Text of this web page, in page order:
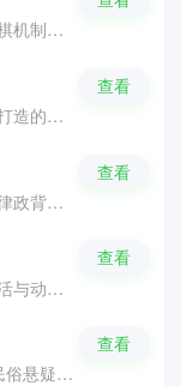
多少兄弟手游是一款肉鸽和自走棋机制相结合的荒诞策略游戏，玩家会在随机生成的战场中招募亡灵、社畜、战士、奇幻、科幻和动作六大风格迥异的兄弟，每位兄弟拥有独特的属性与职业定位。游戏中需要你去迎战大猩猩、熊孩子、巨鹅乃至神明等离谱敌人，用不同兄弟组合不断试错进化，探索究竟需要多少兄弟才能揍趴这个世界。
一起回家吧直装版是独立开发者打造的日系暗黑风乙女单机游戏，玩家会扮演少女尤娜，在公寓校园地铁站等场景中与三位性格迥异的角色展开深度互动。一起回家吧游戏里有超十一万字原创剧情含五种以上结局，结合文字恋爱解谜与多线抉择，还支持自由存档快进，鼓励反复探索隐藏真相。
查看
未定事件簿官方版是一款结合了律政背景与沉浸式恋爱养成的推理手游，玩家会在姜广涛、赵路、杨天翔、金弦等一线声优演绎下，与四位性格迥异的男主角携手调查离奇委托，深入高自由度互动场景搜证推理。同时未定事件簿游戏中还可以解锁专属剧情与动态约会卡面，于惊险案情中体验细腻情感与烧脑逻辑交织的独特魅力。
查看
恶霸鲁尼手机版是一款有校园生活与动作冒险的经典角色扮演游戏，玩家将扮演叛逆少年鲁尼，在应对老师刁难和黑帮欺压的过程中逐步成长蜕变，还可以体验丰富剧情、多样课程、随机事件及趣味挑战。恶霸鲁尼游戏助Unity引擎打造的高品质的画面与沉浸式的玩法，让你感受独特而酣畅的游戏魅力。
查看
纸嫁衣9罗浮梦手游是一款中式民俗悬疑解谜游戏新作，作为系列第九部，以罗浮疏影美梦易逝为内核，重返益昌镇搭乘深夜列车潜入光怪陆离的梦境世界。纸嫁衣9游戏结合了剪纸和泥塑等非遗元素，并创新运用陀螺仪、指南针和麦克风等真实交互机制，在诡谲氛围中层层揭开尘封旧梦与真相。
查看